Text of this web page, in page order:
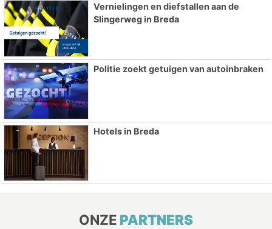
Vernielingen en diefstallen aan de
Slingerweg in Breda
Politie zoekt getuigen van autoinbraken
Hotels in Breda
ONZE PARTNERS